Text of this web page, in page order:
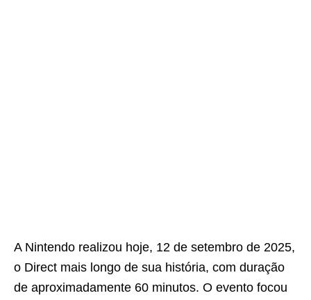
A Nintendo realizou hoje, 12 de setembro de 2025,
o Direct mais longo de sua história, com duração
de aproximadamente 60 minutos. O evento focou